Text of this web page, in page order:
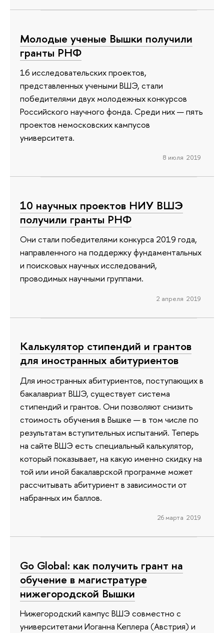
Молодые ученые Вышки получили
гранты РНФ
16 исследовательских проектов,
представленных учеными ВШЭ, стали
победителями двух молодежных конкурсов
Российского научного фонда. Среди них — пять
проектов немосковских кампусов
университета.
8 июля 2019
10 научных проектов НИУ ВШЭ
получили гранты РНФ
Они стали победителями конкурса 2019 года,
направленного на поддержку фундаментальных
и поисковых научных исследований,
проводимых научными группами.
2 апреля 2019
Калькулятор стипендий и грантов
для иностранных абитуриентов
Для иностранных абитуриентов, поступающих в
бакалавриат ВШЭ, существует система
стипендий и грантов. Они позволяют снизить
стоимость обучения в Вышке — в том числе по
результатам вступительных испытаний. Теперь
на сайте ВШЭ есть специальный калькулятор,
который показывает, на какую именно скидку на
той или иной бакалаврской программе может
рассчитывать абитуриент в зависимости от
набранных им баллов.
26 марта 2019
Go Global: как получить грант на
обучение в магистратуре
нижегородской Вышки
Нижегородский кампус ВШЭ совместно с
университетами Иоганна Кеплера (Австрия) и